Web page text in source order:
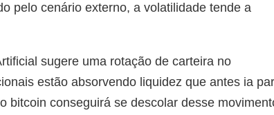
pelo cenário externo, a volatilidade tende a
sugere uma rotação de carteira no
estão absorvendo liquidez que antes ia
bitcoin conseguirá se descolar desse